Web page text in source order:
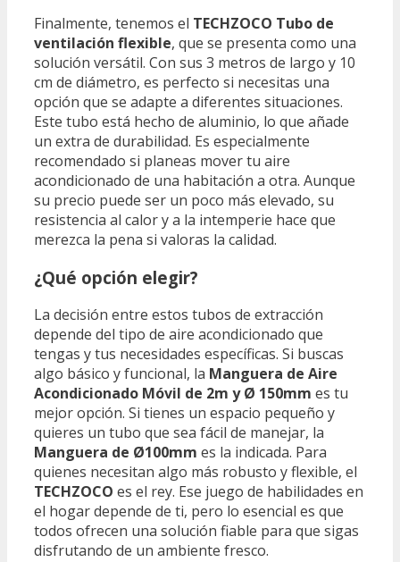
Finalmente, tenemos el TECHZOCO Tubo de
ventilación flexible, que se presenta como una
solución versátil. Con sus 3 metros de largo y 10
cm de diámetro, es perfecto si necesitas una
opción que se adapte a diferentes situaciones.
Este tubo está hecho de aluminio, lo que añade
un extra de durabilidad. Es especialmente
recomendado si planeas mover tu aire
acondicionado de una habitación a otra. Aunque
su precio puede ser un poco más elevado, su
resistencia al calor y a la intemperie hace que
merezca la pena si valoras la calidad.
¿Qué opción elegir?
La decisión entre estos tubos de extracción
depende del tipo de aire acondicionado que
tengas y tus necesidades específicas. Si buscas
algo básico y funcional, la Manguera de Aire
Acondicionado Móvil de 2m y Ø 150mm es tu
mejor opción. Si tienes un espacio pequeño y
quieres un tubo que sea fácil de manejar, la
Manguera de Ø100mm es la indicada. Para
quienes necesitan algo más robusto y flexible, el
TECHZOCO es el rey. Ese juego de habilidades en
el hogar depende de ti, pero lo esencial es que
todos ofrecen una solución fiable para que sigas
disfrutando de un ambiente fresco.